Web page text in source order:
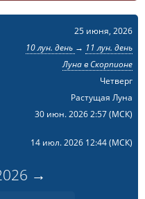
25 июня, 2026
10 лун. день → 11 лун. день
Луна в Скорпионе
Четверг
Растущая Луна
30 июн. 2026 2:57(МСК)
14 июл. 2026 12:44(МСК)
→